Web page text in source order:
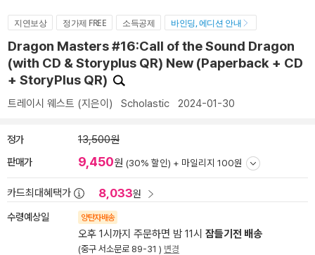
지연보상 정가제 FREE 소득공제 바인딩, 에디션 안내
Dragon Masters #16:Call of the Sound Dragon
(with CD & Storyplus QR) New (Paperback + CD
+ StoryPlus QR)
트레이시 웨스트 (지은이) Scholastic 2024-01-30
정가 13,500원
판매가 9,450원 (30% 할인) + 마일리지 100원
카드최대혜택가 8,033원
수령예상일 양탄자배송
오후 1시까지 주문하면 밤 11시 잠들기전 배송
(중구 서소문로 89-31 ) 변경